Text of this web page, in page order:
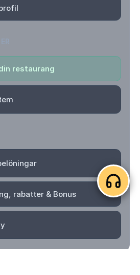
restaurang
rabatter & Bonus